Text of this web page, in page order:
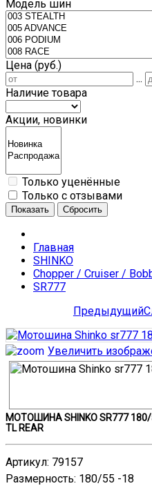
Модель шин
Цена (руб.)
...
Наличие товара
Акции, новинки
Только уценённые
Только с отзывами
Показать Сбросить
Главная
SHINKO
Chopper / Cruiser /
SR777
Предыдущий
Увеличить
МОТОШИНА SHINKO SR777 180/
TL REAR
Артикул: 79157
Размерность: 180/55 -18